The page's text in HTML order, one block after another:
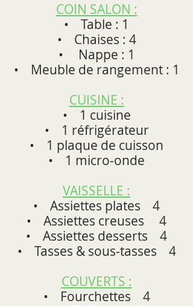
COIN SALON :
• Table : 1
• Chaises : 4
• Nappe : 1
• Meuble de rangement : 1
CUISINE :
• 1 cuisine
• 1 réfrigérateur
• 1 plaque de cuisson
• 1 micro‐onde
VAISSELLE :
• Assiettes plates 4
• Assiettes creuses 4
• Assiettes desserts 4
• Tasses & sous‐tasses 4
COUVERTS :
• Fourchettes 4